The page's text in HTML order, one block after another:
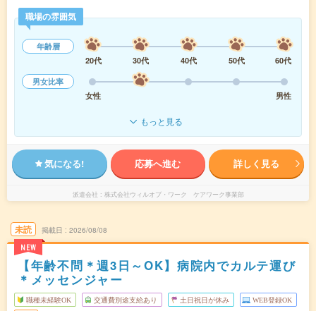
職場の雰囲気
年齢層
20代
30代 40代 50代
60代
男女比率
女性
男性
もっと見る
気になる! 応募へ進む 詳しく見る
派遣会社 株式会社ウィルオブ・ワーク ケアワーク事業部
未読
NEW
掲載日 2026/08/08
【年齢不問＊週3日～OK】病院内でカルテ運び
＊メッセンジャー
職種未経験OK 交通費別途支給あり 土日祝日が休み WEB登録OK